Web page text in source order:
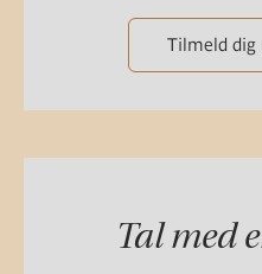
Tilmeld dig
Tal med